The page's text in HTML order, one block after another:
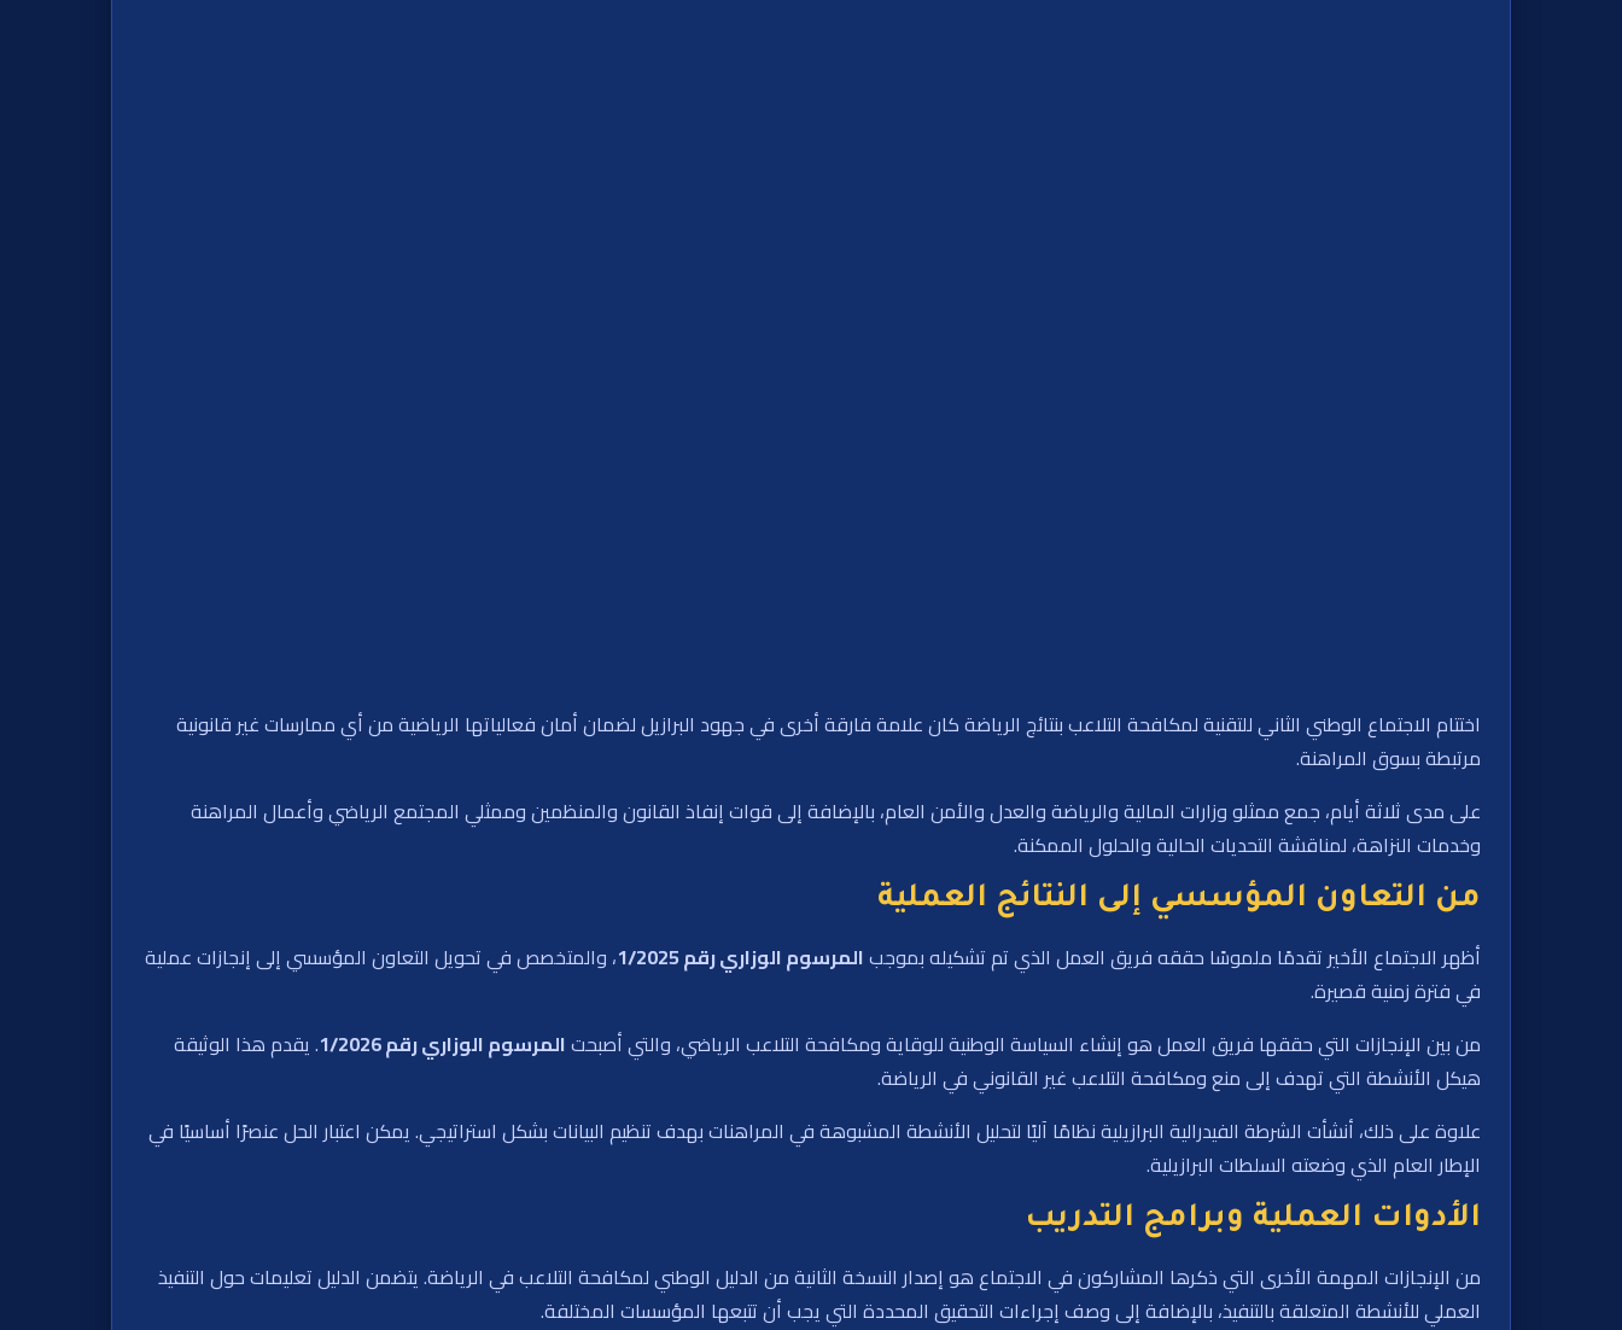
اختتام الاجتماع الوطني الثاني للتقنية لمكافحة التلاعب بنتائج الرياضة كان علامة فارقة أخرى في جهود البرازيل لضمان أمان فعالياتها الرياضية من أي ممارسات غير قانونية
مرتبطة بسوق المراهنة.
على مدى ثلاثة أيام، جمع ممثلو وزارات المالية والرياضة والعدل والأمن العام، بالإضافة إلى قوات إنفاذ القانون والمنظمين وممثلي المجتمع الرياضي وأعمال المراهنة
وخدمات النزاهة، لمناقشة التحديات الحالية والحلول الممكنة.
من التعاون المؤسسي إلى النتائج العملية
أظهر الاجتماع الأخير تقدمًا ملموسًا حققه فريق العمل الذي تم تشكيله بموجبالمرسوم الوزاري رقم 1/2025
، والمتخصص في تحويل التعاون المؤسسي إلى إنجازات عملية
في فترة زمنية قصيرة.
من بين الإنجازات التي حققها فريق العمل هو إنشاء السياسة الوطنية للوقاية ومكافحة التلاعب الرياضي، والتي أصبحتالمرسوم الوزاري رقم 1/2026
. يقدم هذا الوثيقة
هيكل الأنشطة التي تهدف إلى منع ومكافحة التلاعب غير القانوني في الرياضة.
علاوة على ذلك، أنشأت الشرطة الفيدرالية البرازيلية نظامًا آليًا لتحليل الأنشطة المشبوهة في المراهنات بهدف تنظيم البيانات بشكل استراتيجي. يمكن اعتبار الحل عنصرًا أساسيًا في
الإطار العام الذي وضعته السلطات البرازيلية.
الأدوات العملية وبرامج التدريب
من الإنجازات المهمة الأخرى التي ذكرها المشاركون في الاجتماع هو إصدار النسخة الثانية من الدليل الوطني لمكافحة التلاعب في الرياضة. يتضمن الدليل تعليمات حول التنفيذ
العملي للأنشطة المتعلقة بالتنفيذ، بالإضافة إلى وصف إجراءات التحقيق المحددة التي يجب أن تتبعها المؤسسات المختلفة.